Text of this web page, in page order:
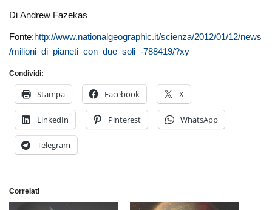
Di Andrew Fazekas
Fonte:http://www.nationalgeographic.it/scienza/2012/01/12/news
/milioni_di_pianeti_con_due_soli_-788419/?xy
Condividi:
Stampa Facebook X
LinkedIn Pinterest WhatsApp
Telegram
Correlati